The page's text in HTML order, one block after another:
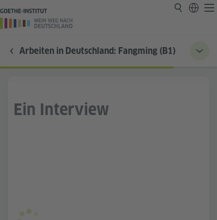
Arbeiten in Deutschland: Fangming (B1)
Ein Interview